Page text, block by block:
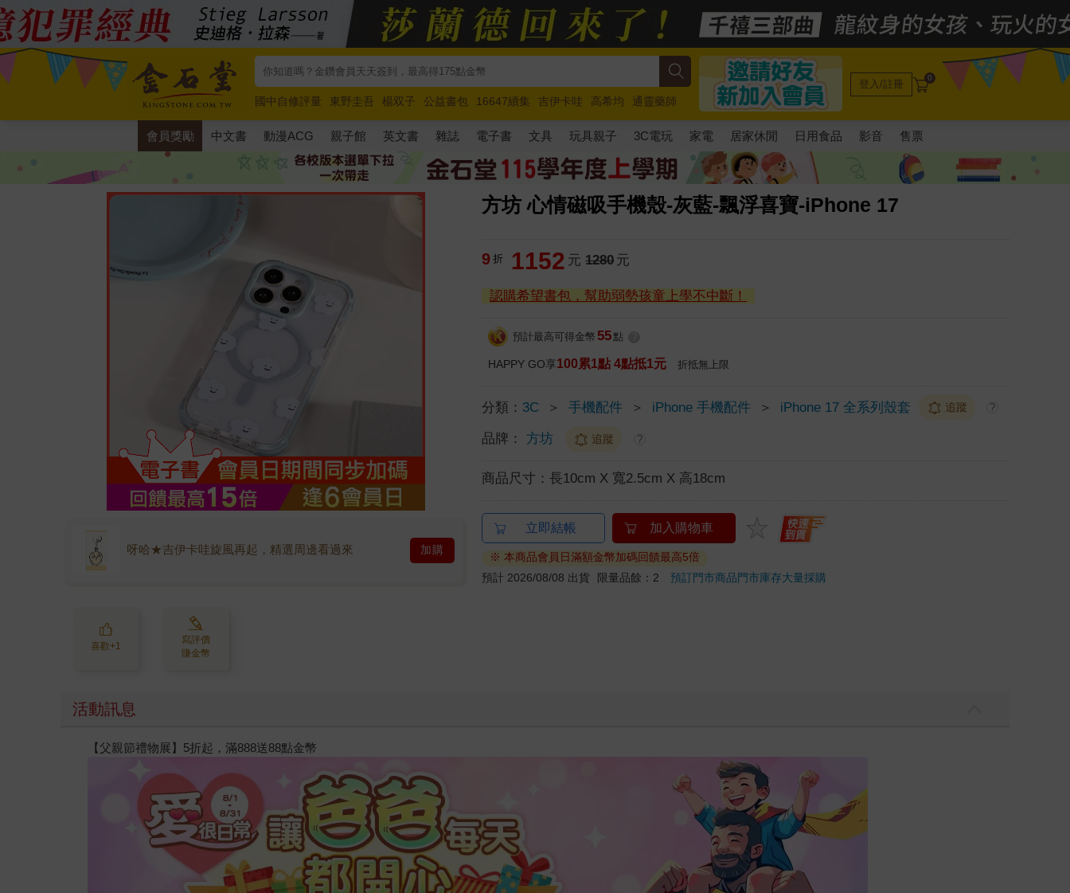
國中自修評量 東野圭吾 楊双子 公益書包 16647續集 吉伊卡哇 高希均
通靈藥師
唯紅花綻放
奧德賽 路邊攤新作 馬斯克 玩具總動員5 超慢跑
登入/註冊 0
會員獎勵 中文書 動漫ACG 親子館 英文書 雜誌 電子書 文具 玩具親子 3C電玩 家電 居家休閒 日用食品 影音 售票
方坊 心情磁吸手機殼-灰藍-飄浮喜寶-iPhone 17
呀哈★吉伊卡哇旋風再起，精選周邊看過來 加購
喜歡+1
寫評價
賺金幣
9 折 1152 元 1280 元
認購希望書包，幫助弱勢孩童上學不中斷！
預計最高可得金幣 55 點
HAPPY GO享100累1點 4點抵1元 折抵無上限
分類： 3C ＞ 手機配件 ＞ iPhone 手機配件 ＞ iPhone 17 全系列殼套 追蹤 ?
品牌： 方坊 追蹤 ?
商品尺寸：長10cm X 寬2.5cm X 高18cm
立即結帳 加入購物車
※ 本商品會員日滿額金幣加碼回饋最高5倍
預計 2026/08/08 出貨
限量品餘：2預訂門市商品門市庫存大量採購
活動訊息
【父親節禮物展】5折起，滿888送88點金幣